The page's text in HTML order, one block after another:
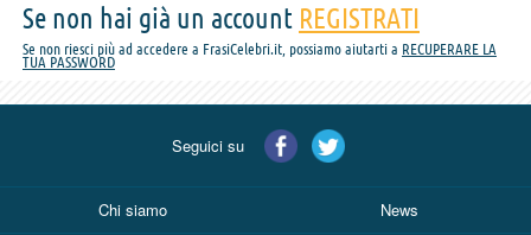
Se non hai già un account REGISTRATI
Se non riesci più ad accedere a FrasiCelebri.it, possiamo aiutarti a RECUPERARE LA
TUA PASSWORD
Seguici su
Chi siamo News